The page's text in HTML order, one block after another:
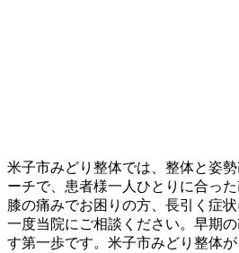
米子市みどり整体では、整体と姿
ーチで、患者様一人ひとりに合っ
膝の痛みでお困りの方、長引く症
一度当院にご相談ください。早期
す第一歩です。米子市みどり整体